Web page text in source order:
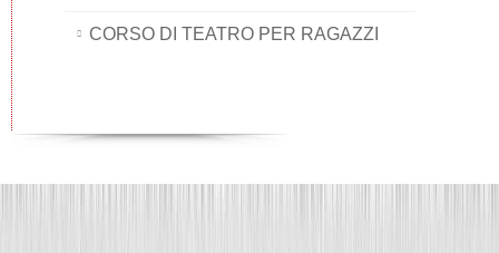
CORSO DI TEATRO PER RAGAZZI